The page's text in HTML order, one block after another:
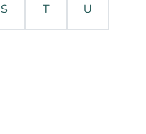
S T U